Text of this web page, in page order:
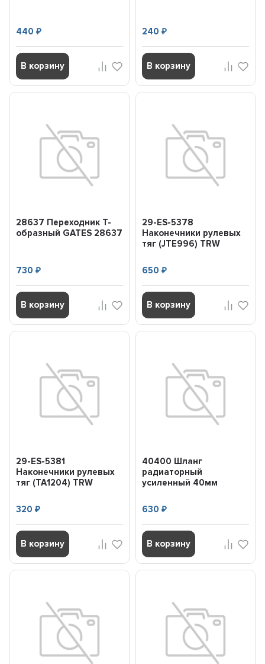
440₽
В корзину
240 ₽
В корзину
28637 Переходник Т-
образный GATES 28637
730₽
В корзину
29-ES-5378
Наконечники рулевых
тяг (JTE996) TRW
650 ₽
В корзину
29-ES-5381
Наконечники рулевых
тяг (TA1204) TRW
320₽
В корзину
40400 Шланг
радиаторный
усиленный 40мм
630 ₽
В корзину